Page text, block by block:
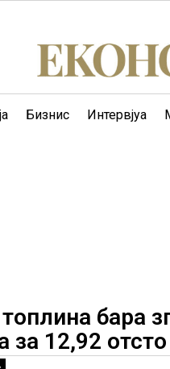
Бизнис Интервјуа
бара
за 12,92 отсто